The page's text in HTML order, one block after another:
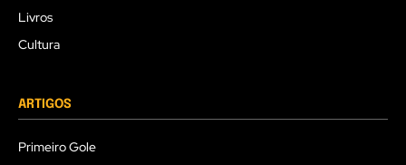
Livros
Cultura
ARTIGOS
Primeiro Gole